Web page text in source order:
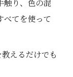
触り、色の混
べてを使って
えるだけでも